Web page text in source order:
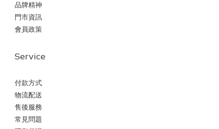
品牌精神
門市資訊
會員政策
Service
付款方式
物流配送
售後服務
常見問題